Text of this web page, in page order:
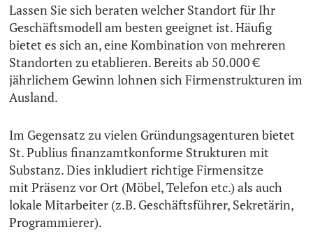
Lassen Sie sich beraten welcher Standort für Ihr
Geschäftsmodell am besten geeignet ist. Häufig
bietet es sich an, eine Kombination von mehreren
Standorten zu etablieren. Bereits ab 50.000 €
jährlichem Gewinn lohnen sich Firmenstrukturen im
Ausland.
Im Gegensatz zu vielen Gründungsagenturen bietet
St. Publius finanzamtkonforme Strukturen mit
Substanz. Dies inkludiert richtige Firmensitze
mit Präsenz vor Ort (Möbel, Telefon etc.) als auch
lokale Mitarbeiter (z.B. Geschäftsführer, Sekretärin,
Programmierer).